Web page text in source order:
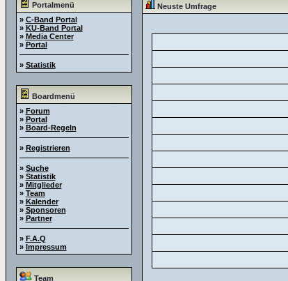
Portalmenü
» C-Band Portal
» KU-Band Portal
» Media Center
» Portal
» Statistik
Boardmenü
» Forum
» Portal
» Board-Regeln
» Registrieren
» Suche
» Statistik
» Mitglieder
» Team
» Kalender
» Sponsoren
» Partner
» F.A.Q
» Impressum
Team
Neuste Umfrage